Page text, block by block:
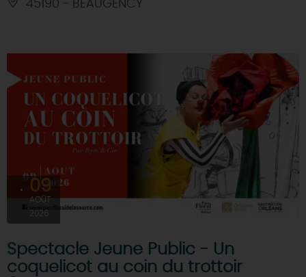
45190 - BEAUGENCY
09
AOÛT
2026
Spectacle Jeune Public - Un
coquelicot au coin du trottoir